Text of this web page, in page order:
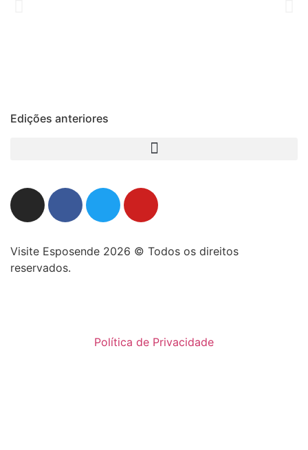
Edições anteriores
Visite Esposende 2026 © Todos os direitos
reservados.
Política de Privacidade